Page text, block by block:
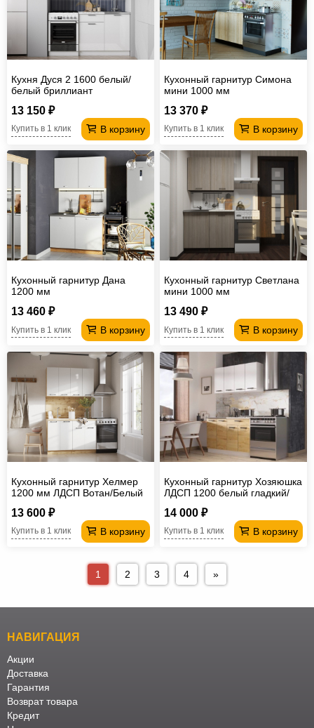
Кухня Дуся 2 1600 белый/
белый бриллиант
13 150 ₽
В корзину
Купить в 1 клик
Кухонный гарнитур Симона
мини 1000 мм
13 370 ₽
В корзину
Купить в 1 клик
Кухонный гарнитур Дана
1200 мм
13 460 ₽
В корзину
Купить в 1 клик
Кухонный гарнитур Светлана
мини 1000 мм
13 490 ₽
В корзину
Купить в 1 клик
Кухонный гарнитур Хелмер
1200 мм ЛДСП Вотан/Белый
13 600 ₽
В корзину
Купить в 1 клик
Кухонный гарнитур Хозяюшка
ЛДСП 1200 белый гладкий/
14 000 ₽
В корзину
Купить в 1 клик
1 2 3 4 »
НАВИГАЦИЯ
Акции
Доставка
Гарантия
Возврат товара
Кредит